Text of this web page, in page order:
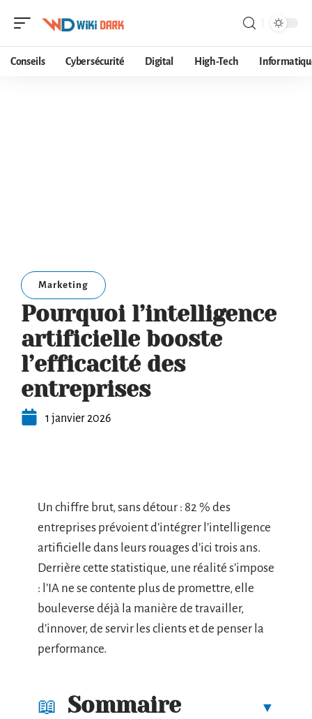
Conseils Cybersécurité Digital High-Tech
Marketing
Pourquoi l’intelligence
artificielle booste
l’efficacité des
entreprises
1 janvier 2026
Un chiffre brut, sans détour : 82 % des
entreprises prévoient d’intégrer l’intelligence
artificielle dans leurs rouages d’ici trois ans.
Derrière cette statistique, une réalité s’impose
: l’IA ne se contente plus de promettre, elle
bouleverse déjà la manière de travailler,
d’innover, de servir les clients et de penser la
performance.
Sommaire